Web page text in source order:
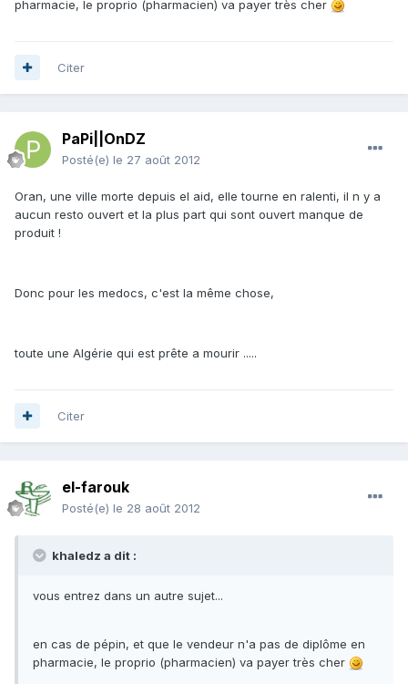
pharmacie, le proprio (pharmacien) va payer très cher
Citer
PaPi||OnDZ
Posté(e) le 27 août 2012
Oran, une ville morte depuis el aid, elle tourne en ralenti, il n y a
aucun resto ouvert et la plus part qui sont ouvert manque de
produit !
Donc pour les medocs, c'est la même chose,
toute une Algérie qui est prête a mourir .....
Citer
el-farouk
Posté(e) le 28 août 2012
khaledz a dit :
vous entrez dans un autre sujet...
en cas de pépin, et que le vendeur n'a pas de diplôme en
pharmacie, le proprio (pharmacien) va payer très cher